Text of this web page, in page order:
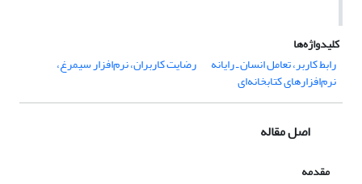
کلیدواژه‌ها
رابط کاربر، تعامل انسان ـ رایانه
رضایت کاربران، نرم‌افزار سیمرغ،
نرم‌افزارهای کتابخانه‌ای
اصل مقاله
مقدمه